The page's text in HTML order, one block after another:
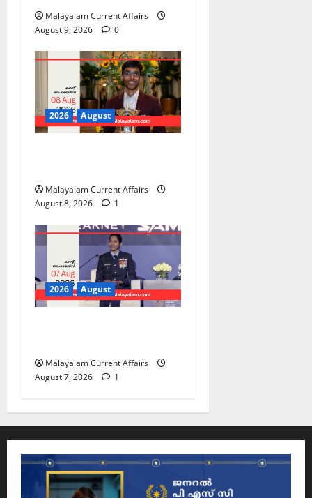
Malayalam Current Affairs
August 9, 2026
0
2026 August
Malayalam Current Affairs
August 8, 2026
1
2026 August
Malayalam Current Affairs
August 7, 2026
1